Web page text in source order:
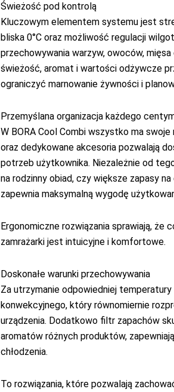
Świeżość pod kontrolą
Kluczowym elementem systemu jest
bliska 0°C oraz możliwość regulacji
przechowywania warzyw, owoców,
świeżość, aromat i wartości odżywcze
ograniczyć marnowanie żywności i
Przemyślana organizacja każdego
W BORA Cool Combi wszystko ma
oraz dedykowane akcesoria pozwalają
potrzeb użytkownika. Niezależnie od
na rodzinny obiad, czy większe zapasy
zapewnia maksymalną wygodę
Ergonomiczne rozwiązania sprawiają, że
zamrażarki jest intuicyjne i komfortowe.
Doskonałe warunki przechowywania
Za utrzymanie odpowiedniej
konwekcyjnego, który równomiernie
urządzenia. Dodatkowo filtr zapachów
aromatów różnych produktów,
chłodzenia.
To rozwiązania, które pozwalają